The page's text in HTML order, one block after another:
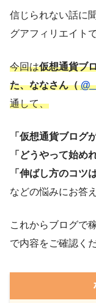
信じられない話に
グアフィリエイト
今回は仮想通貨ブ
た、ななさん（
通して、
「仮想通貨ブログ
「どうやって始め
「伸ばし方のコツ
などの悩みにお答
これからブログで
で内容をご確認く